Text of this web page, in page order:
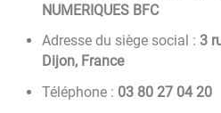
NUMERIQUES BFC
Adresse du siège social :3
Dijon, France
Téléphone : 02 40 72 08 30